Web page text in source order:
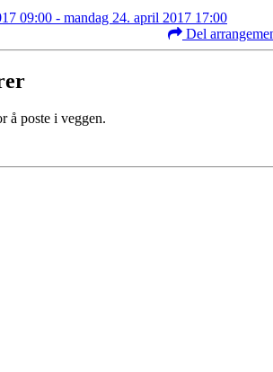
09:00 - mandag 24. april 2017 17:00
Del
å poste i veggen.